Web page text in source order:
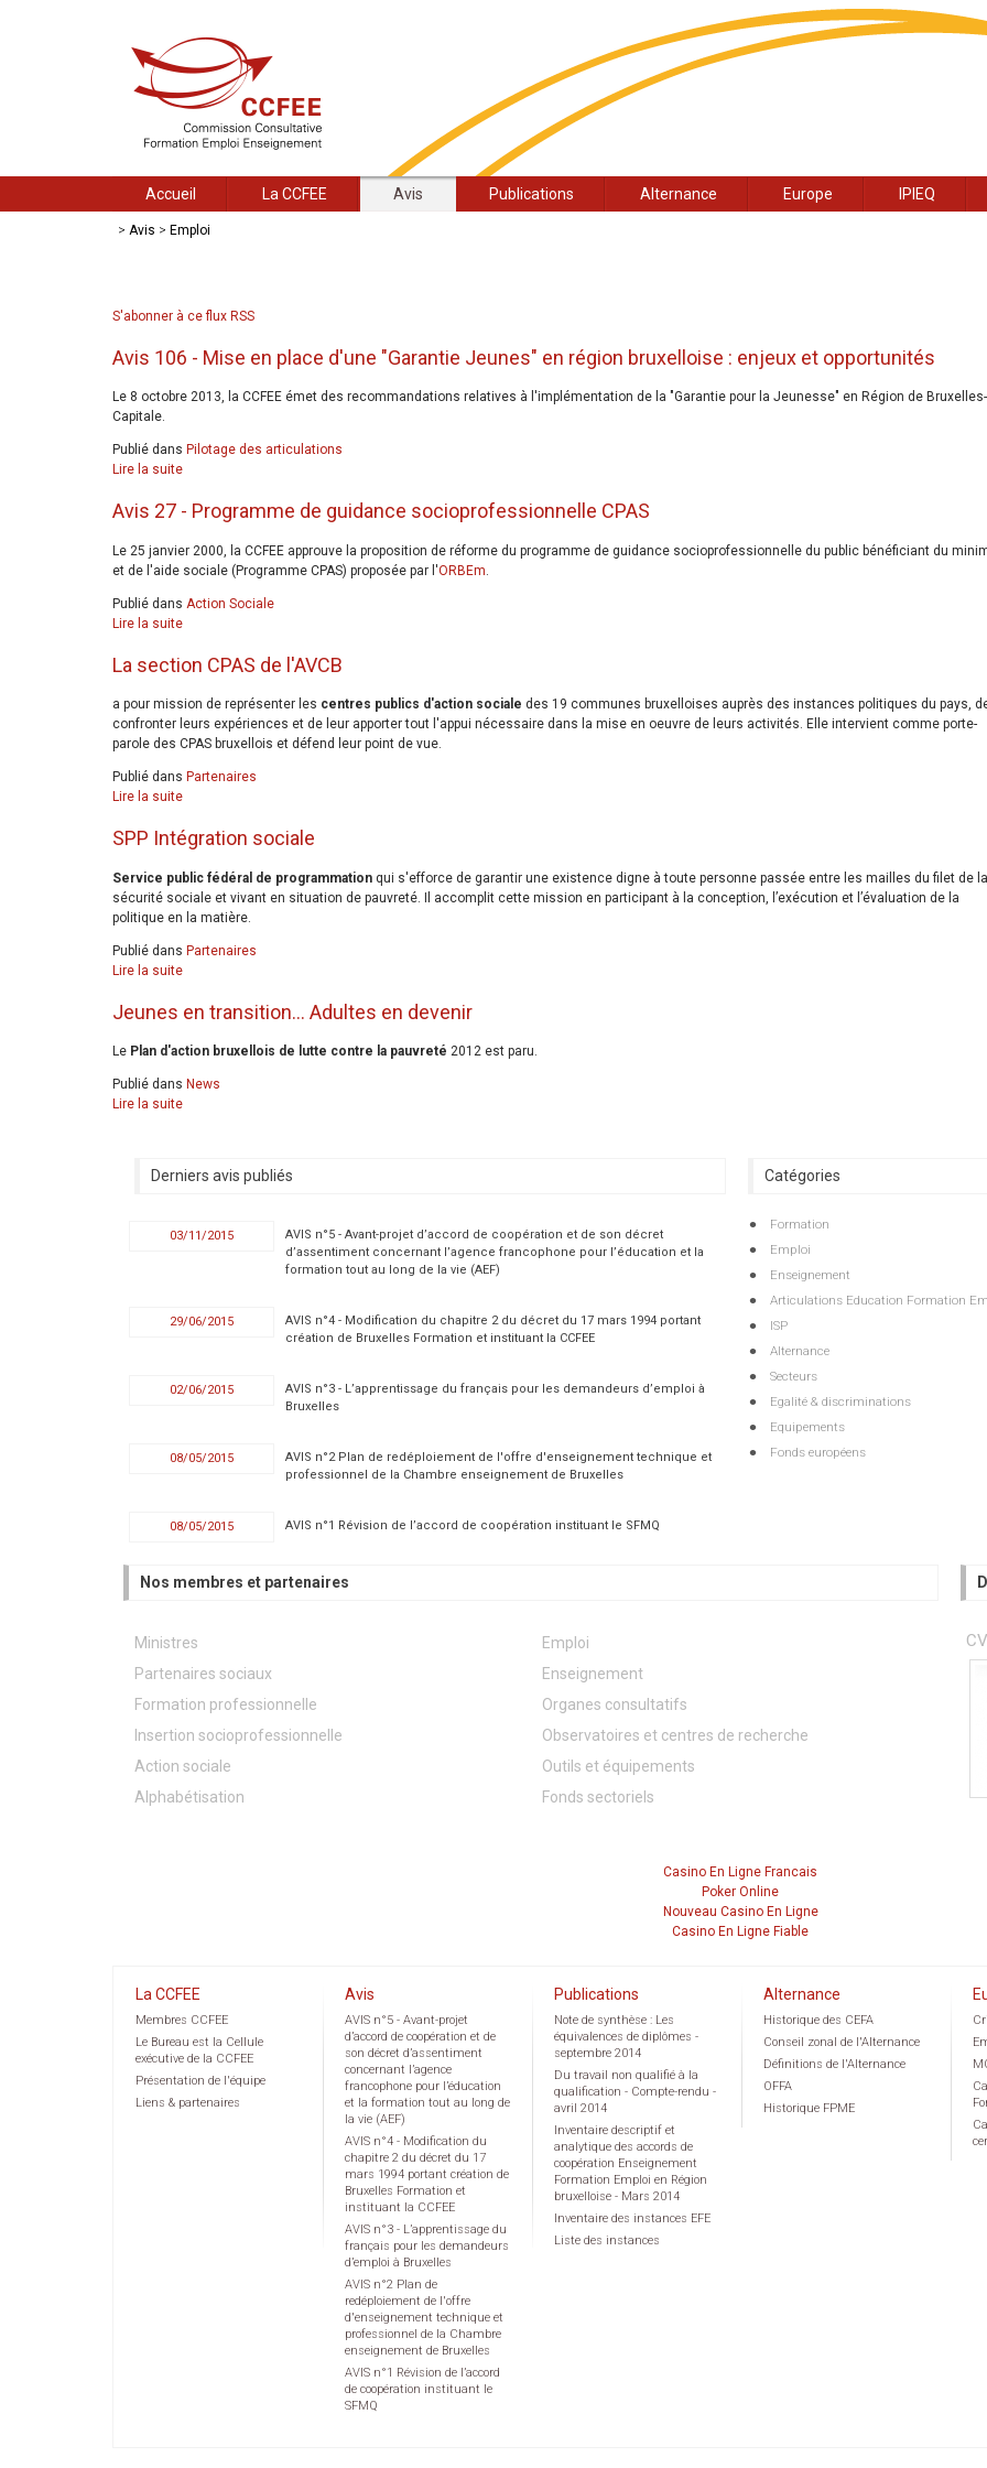
Accueil La CCFEE Avis Publications Alternance Europe IPIEQ
> Avis > Emploi
S'abonner à ce flux RSS
Avis 106 - Mise en place d'une "Garantie Jeunes" en région bruxelloise : enjeux et opportunités
Le 8 octobre 2013, la CCFEE émet des recommandations relatives à l'implémentation de la "Garantie pour la Jeunesse" en Région de Bruxelles-
Capitale.
Publié dans Pilotage des articulations
Lire la suite
Avis 27 - Programme de guidance socioprofessionnelle CPAS
Le 25 janvier 2000, la CCFEE approuve la proposition de réforme du programme de guidance socioprofessionnelle du public bénéficiant du
et de l'aide sociale (Programme CPAS) proposée par l'ORBEm.
Publié dans Action Sociale
Lire la suite
La section CPAS de l'AVCB
a pour mission de représenter les centres publics d'action sociale des 19 communes bruxelloises auprès des instances politiques du pays,
confronter leurs expériences et de leur apporter tout l'appui nécessaire dans la mise en oeuvre de leurs activités. Elle intervient comme porte-
parole des CPAS bruxellois et défend leur point de vue.
Publié dans Partenaires
Lire la suite
SPP Intégration sociale
Service public fédéral de programmation qui s'efforce de garantir une existence digne à toute personne passée entre les mailles du filet de la
sécurité sociale et vivant en situation de pauvreté. Il accomplit cette mission en participant à la conception, l’exécution et l’évaluation de la
politique en la matière.
Publié dans Partenaires
Lire la suite
Jeunes en transition... Adultes en devenir
Le Plan d'action bruxellois de lutte contre la pauvreté 2012 est paru.
Publié dans News
Lire la suite
Derniers avis publiés
03/11/2015
AVIS n°5 - Avant-projet d’accord de coopération et de son décret
d’assentiment concernant l’agence francophone pour l’éducation et la
formation tout au long de la vie (AEF)
29/06/2015
AVIS n°4 - Modification du chapitre 2 du décret du 17 mars 1994 portant
création de Bruxelles Formation et instituant la CCFEE
02/06/2015
AVIS n°3 - L’apprentissage du français pour les demandeurs d’emploi à
Bruxelles
08/05/2015
AVIS n°2 Plan de redéploiement de l'offre d'enseignement technique et
professionnel de la Chambre enseignement de Bruxelles
08/05/2015 AVIS n°1 Révision de l’accord de coopération instituant le SFMQ
Catégories
Formation
Emploi
Enseignement
Articulations Education Formation
ISP
Alternance
Secteurs
Egalité & discriminations
Equipements
Fonds européens
Nos membres et partenaires
Ministres
Partenaires sociaux
Formation professionnelle
Insertion socioprofessionnelle
Action sociale
Alphabétisation
Emploi
Enseignement
Organes consultatifs
Observatoires et centres de recherche
Outils et équipements
Fonds sectoriels
Casino En Ligne Francais
Poker Online
Nouveau Casino En Ligne
Casino En Ligne Fiable
La CCFEE
Membres CCFEE
Le Bureau est la Cellule
exécutive de la CCFEE
Présentation de l'équipe
Liens & partenaires
Avis
AVIS n°5 - Avant-projet
d’accord de coopération et de
son décret d’assentiment
concernant l’agence
francophone pour l’éducation
et la formation tout au long de
la vie (AEF)
AVIS n°4 - Modification du
chapitre 2 du décret du 17
mars 1994 portant création de
Bruxelles Formation et
instituant la CCFEE
AVIS n°3 - L’apprentissage du
français pour les demandeurs
d’emploi à Bruxelles
AVIS n°2 Plan de
redéploiement de l'offre
d'enseignement technique et
professionnel de la Chambre
enseignement de Bruxelles
AVIS n°1 Révision de l’accord
de coopération instituant le
SFMQ
Publications
Note de synthèse : Les
équivalences de diplômes -
septembre 2014
Du travail non qualifié à la
qualification - Compte-rendu -
avril 2014
Inventaire descriptif et
analytique des accords de
coopération Enseignement
Formation Emploi en Région
bruxelloise - Mars 2014
Inventaire des instances EFE
Liste des instances
Alternance
Historique des CEFA
Conseil zonal de l'Alternance
Définitions de l'Alternance
OFFA
Historique FPME